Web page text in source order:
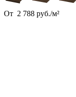
От 2 788 руб./м²